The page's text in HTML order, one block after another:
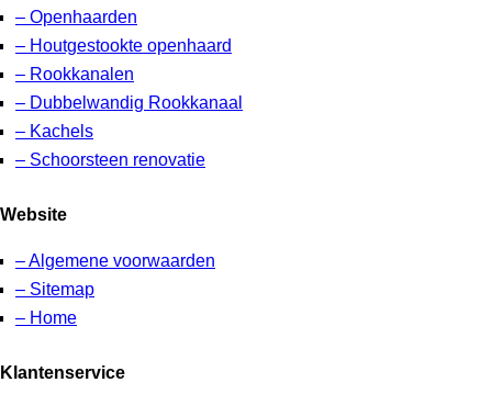
– Openhaarden
– Houtgestookte openhaard
– Rookkanalen
– Dubbelwandig Rookkanaal
– Kachels
– Schoorsteen renovatie
Website
– Algemene voorwaarden
– Sitemap
– Home
Klantenservice